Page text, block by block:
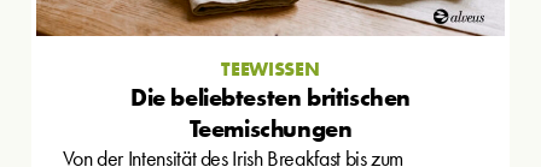
TEEWISSEN
Die beliebtesten britischen
Teemischungen
Von der Intensität des Irish Breakfast bis zum